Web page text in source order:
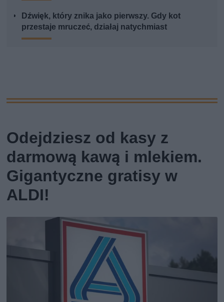
Dźwięk, który znika jako pierwszy. Gdy kot
przestaje mruczeć, działaj natychmiast
Odejdziesz od kasy z
darmową kawą i mlekiem.
Gigantyczne gratisy w
ALDI!